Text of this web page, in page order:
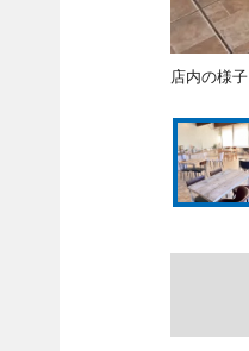
店内の様子